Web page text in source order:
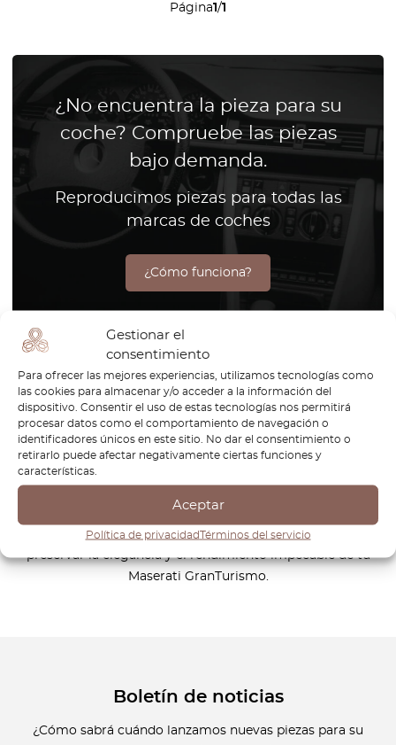
Gestionar el
consentimiento
Para ofrecer las mejores experiencias, utilizamos tecnologías como
las cookies para almacenar y/o acceder a la información del
dispositivo. Consentir el uso de estas tecnologías nos permitirá
procesar datos como el comportamiento de navegación o
identificadores únicos en este sitio. No dar el consentimiento o
retirarlo puede afectar negativamente ciertas funciones y
características.
Aceptar
Política de privacidadTérminos del servicio
Página1/1
¿No encuentra la pieza para su
coche? Compruebe las piezas
bajo demanda.
Reproducimos piezas para todas las
marcas de coches
¿Cómo funciona?
y rendimiento, diseñado para quienes valoran la excelencia.
Con su diseño imponente, interiores hechos a mano y un
motor V8 rugiente, el GranTurismo es un auténtico grand
tourer que ofrece una experiencia de conducción
emocionante y un confort sin igual. Ya sea en carreteras de
garantiza una experiencia inolvidable. En OctoClassic, nos
especializamos en fabricar piezas de alta calidad para
preservar la elegancia y el rendimiento impecable de tu
Maserati GranTurismo.
Boletín de noticias
¿Cómo sabrá cuándo lanzamos nuevas piezas para su